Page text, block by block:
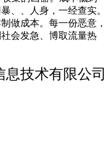
、、人身，一经查实。
做成本。每一份恶意，
会发急、博取流量热
息技术有限公司